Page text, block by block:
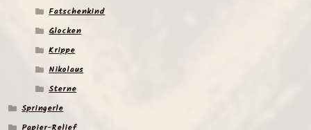
Fatschenkind
Glocken
Krippe
Nikolaus
Sterne
Springerle